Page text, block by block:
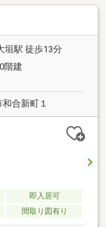
クリックする
＝＝＝＝＝＝＝
軽にお寄り下さ
子様連れでも気
＝＝＝＝＝＝＝
＝
垣駅 徒歩13分
階建
合新町１
即入居可
間取り図有り